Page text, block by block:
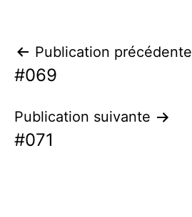
Navigation
de
l’article
Publication précédente
#069
Publication suivante
#071